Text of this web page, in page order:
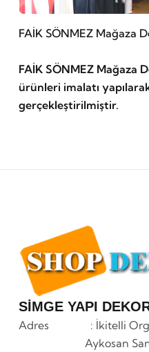
FAİK SÖNMEZ Mağaza
FAİK SÖNMEZ Mağaza
ürünleri imalatı
gerçekleştirilmiştir.
SİMGE YAPI
Adres : İkitelli
Aykosan Sanayi